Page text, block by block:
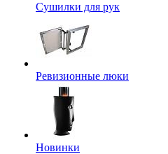
Сушилки для рук
Ревизионные люки
Новинки